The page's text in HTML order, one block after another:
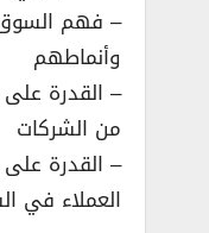
– فهم السوق
وأنماطهم
– القدرة
من الشركات
– القدرة
العملاء في